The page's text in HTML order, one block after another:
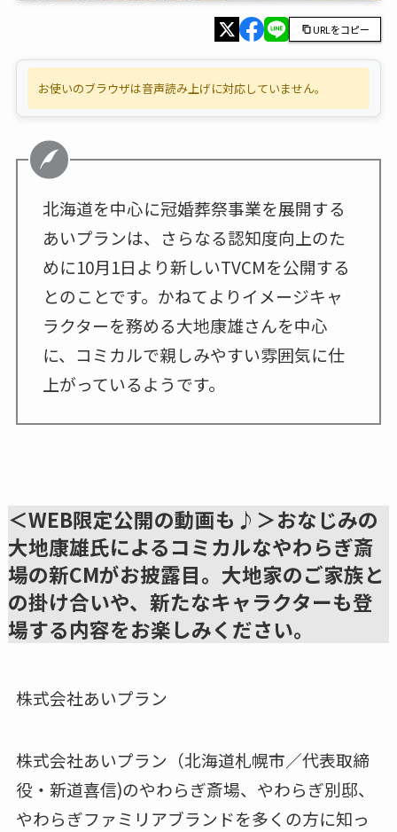
URLをコピー
お使いのブラウザは音声読み上げに対応していません。
北海道を中心に冠婚葬祭事業を展開する
あいプランは、さらなる認知度向上のた
めに10月1日より新しいTVCMを公開する
とのことです。かねてよりイメージキャ
ラクターを務める大地康雄さんを中心
に、コミカルで親しみやすい雰囲気に仕
上がっているようです。
＜WEB限定公開の動画も♪＞おなじみの
大地康雄氏によるコミカルなやわらぎ斎
場の新CMがお披露目。大地家のご家族と
の掛け合いや、新たなキャラクターも登
場する内容をお楽しみください。
株式会社あいプラン
株式会社あいプラン（北海道札幌市／代表取締
役・新道喜信)のやわらぎ斎場、やわらぎ別邸、
やわらぎファミリアブランドを多くの方に知っ